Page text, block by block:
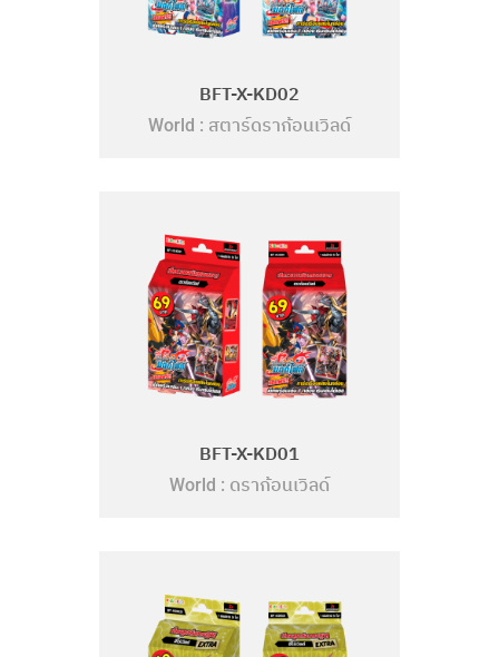
BFT-X-KD02
World : สตาร์ดราก้อนเวิลด์
BFT-X-KD01
World : ดราก้อนเวิลด์